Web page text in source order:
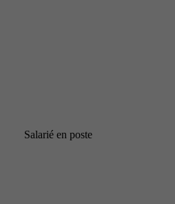
Salarié en poste